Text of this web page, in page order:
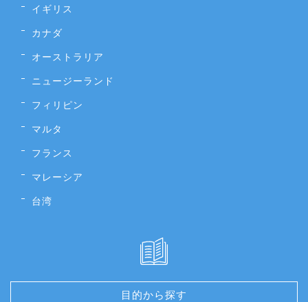
イギリス
カナダ
オーストラリア
ニュージーランド
フィリピン
マルタ
フランス
マレーシア
台湾
目的から探す